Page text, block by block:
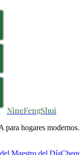
NineFengShui
para hogares
Maestro del Día